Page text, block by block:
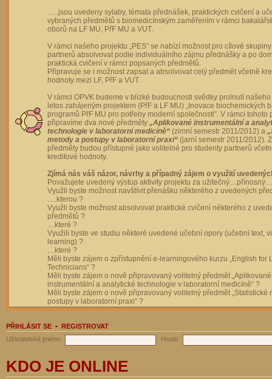
…..jsou uvedeny sylaby, témata přednášek, praktických cvičení a
vybraných předmětů s biomedicínským zaměřením v rámci
oborů na LF MU, PřF MU a VUT.
V rámci našeho projektu „PES“ se nabízí možnost pro cílové
partnerů absolvovat podle individuálního zájmu přednášky a po
praktická cvičení v rámci popsaných předmětů.
Připravuje se i možnost zapsat a absolvovat celý předmět včetně
hodnoty mezi LF, PřF a VUT.
V rámci OPVK budeme v blízké budoucnosti svědky prolnutí
letos zahájeným projektem (PřF a LF MU) „Inovace biochemických
programů PřF MU pro potřeby moderní společnosti“. V rámci tohoto
připravíme dva nové předměty „Aplikované instrumentální a
technologie v laboratorní medicíně“ (zimní semestr 2011/2012) a
metody a postupy v laboratorní praxi“ (jarní semestr 2011/2012).
předměty budou přístupné jako volitelné pro studenty partnerů
kreditové hodnoty.
Zjímá nás váš názor, návrhy a případný zájem o využití
Považujete uvedený výstup aktivity projektu za
Využli byste možnost navštívit přenášku některého z uvedených
….kterou ?
Využli byste možnost absolvovat praktické cvičení některého z
předmětů ?
…které ?
Využili byste ve studiu některé uvedené učební opory (učební text,
learning) ?
…které ?
Měli byste zájem o zpřístupnění e-learningového kurzu „English for
Technicians“ ?
Měli byste zájem o nově připravovaný volitelný předmět „Aplikované
instrumentální a analytické technologie v laboratorní medicíně“ ?
Měli byste zájem o nově připravovaný volitelný předmět „Statistické
postupy v laboratorní praxi“ ?
PŘIHLÁSIT SE • REGISTROVAT
Uživatelské jméno:
Heslo:
KDO JE ONLINE